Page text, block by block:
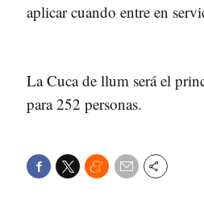
aplicar cuando entre en
La Cuca de llum será el
para 252 personas.